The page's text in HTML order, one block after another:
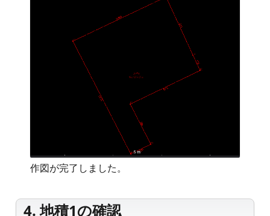
作図が完了しました。
4. 地積1の確認